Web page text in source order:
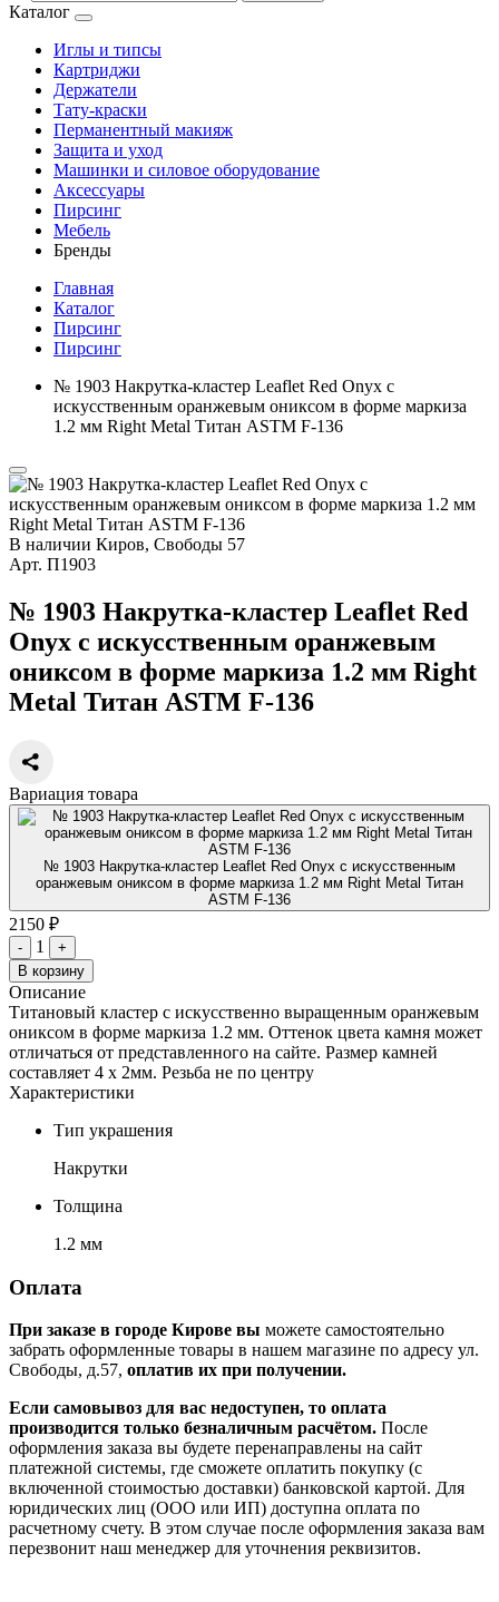
Каталог
Иглы и типсы
Картриджи
Держатели
Тату-краски
Перманентный макияж
Защита и уход
Машинки и силовое оборудование
Аксессуары
Пирсинг
Мебель
Бренды
Главная
Каталог
Пирсинг
Пирсинг
№ 1903 Накрутка-кластер Leaflet Red Onyx с
искусственным оранжевым ониксом в форме маркиза
1.2 мм Right Metal Титан ASTM F-136
В наличии Киров, Свободы 57
Арт. П1903
№ 1903 Накрутка-кластер Leaflet Red
Onyx с искусственным оранжевым
ониксом в форме маркиза 1.2 мм Right
Metal Титан ASTM F-136
Вариация товара
№ 1903 Накрутка-кластер Leaflet Red Onyx с искусственным
оранжевым ониксом в форме маркиза 1.2 мм Right Metal Титан
ASTM F-136
2150 ₽
- 1
+
В корзину
Описание
Титановый кластер с искусственно выращенным оранжевым
ониксом в форме маркиза 1.2 мм. Оттенок цвета камня может
отличаться от представленного на cайте. Размер камней
составляет 4 х 2мм. Резьба не по центру
Характеристики
Тип украшения
Накрутки
Толщина
1.2 мм
Оплата
При заказе в городе Кирове вы можете самостоятельно
забрать оформленные товары в нашем магазине по адресу ул.
Свободы, д.57, оплатив их при получении.
Если самовывоз для вас недоступен, то оплата
производится только безналичным расчётом. После
оформления заказа вы будете перенаправлены на сайт
платежной системы, где сможете оплатить покупку (с
включенной стоимостью доставки) банковской картой. Для
юридических лиц (ООО или ИП) доступна оплата по
расчетному счету. В этом случае после оформления заказа вам
перезвонит наш менеджер для уточнения реквизитов.